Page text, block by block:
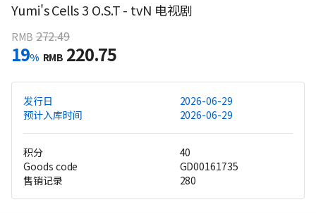
Yumi's Cells 3 O.S.T - tvN 电视剧
RMB 272.49
19% RMB 220.75
发行日
2026-06-29
预计入库时间
2026-06-29
积分
40
Goods code
GD00161735
售销记录
280